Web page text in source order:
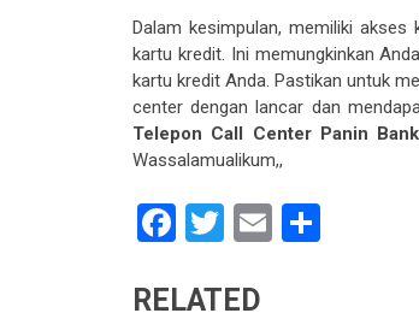
Dalam kesimpulan, memiliki
kartu kredit. Ini memungkinkan
kartu kredit Anda. Pastikan untuk
center dengan lancar dan
Telepon Call Center Panin
Wassalamualikum,,
Facebook
Twitter
Email
RELATED